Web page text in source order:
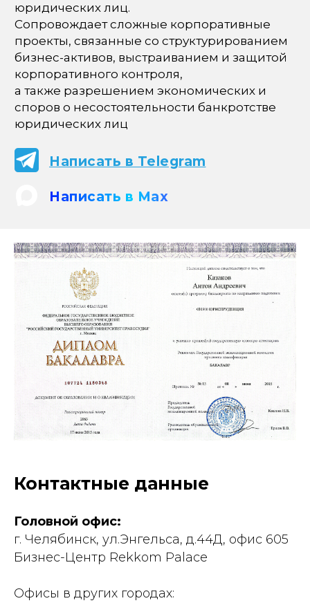
юридических лиц.
Сопровождает сложные корпоративные
проекты, связанные со структурированием
бизнес-активов, выстраиванием и защитой
корпоративного контроля,
а также разрешением экономических и
споров о несостоятельности банкротстве
юридических лиц
Написать в Telegram
Написать в Max
Контактные данные
Головной офис:
г. Челябинск, ул.Энгельса, д.44Д, офис 605
Бизнес-Центр Rekkom Palace
Офисы в других городах: